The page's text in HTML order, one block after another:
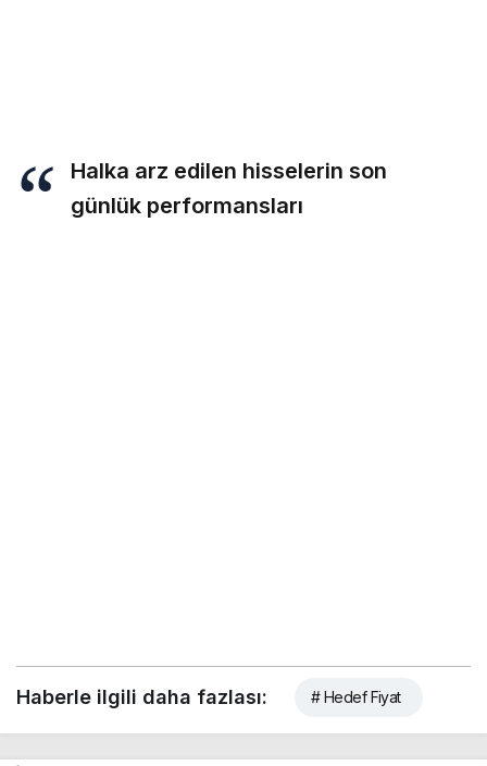
Halka arz edilen hisselerin son
günlük performansları
Haberle ilgili daha fazlası: # Hedef Fiyat